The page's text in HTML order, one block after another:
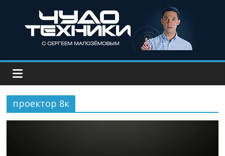
проектор 8к